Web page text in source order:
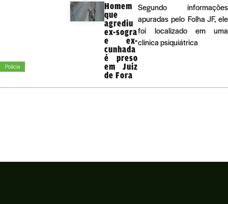
Polícia
Homem
que
agrediu
ex-sogra
e ex-
cunhada
é preso
em Juiz
de Fora
Segundo informações
apuradas pelo Folha JF, ele
foi localizado em uma
clínica psiquiátrica